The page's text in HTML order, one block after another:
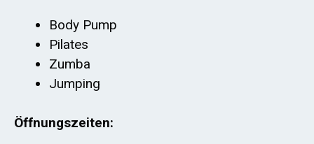
Body Pump
Pilates
Zumba
Jumping
Öffnungszeiten: